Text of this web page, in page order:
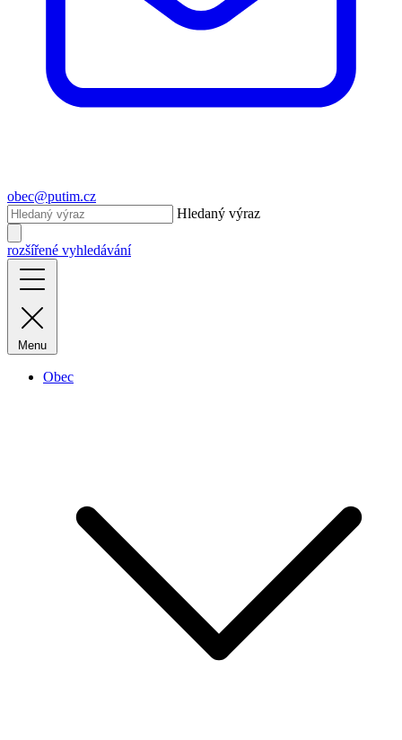
obec@putim.cz
Hledaný výraz
rozšířené vyhledávání
Menu
Obec